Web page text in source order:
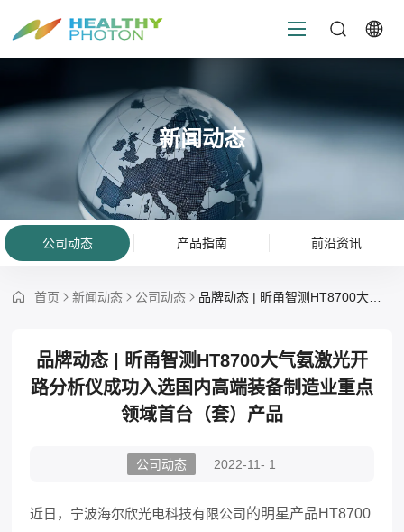
新闻动态
公司动态 产品指南 前沿资讯
首页 新闻动态 公司动态 品牌动态 | 昕甬智测HT8700大气氨激光开路分析仪成功入选国内高端装备制造业重点领域首台（套）产品
品牌动态 | 昕甬智测HT8700大气氨激光开
路分析仪成功入选国内高端装备制造业重点
领域首台（套）产品
公司动态 2022-11- 1
近日，宁波海尔欣光电科技有限公司的明星产品HT8700